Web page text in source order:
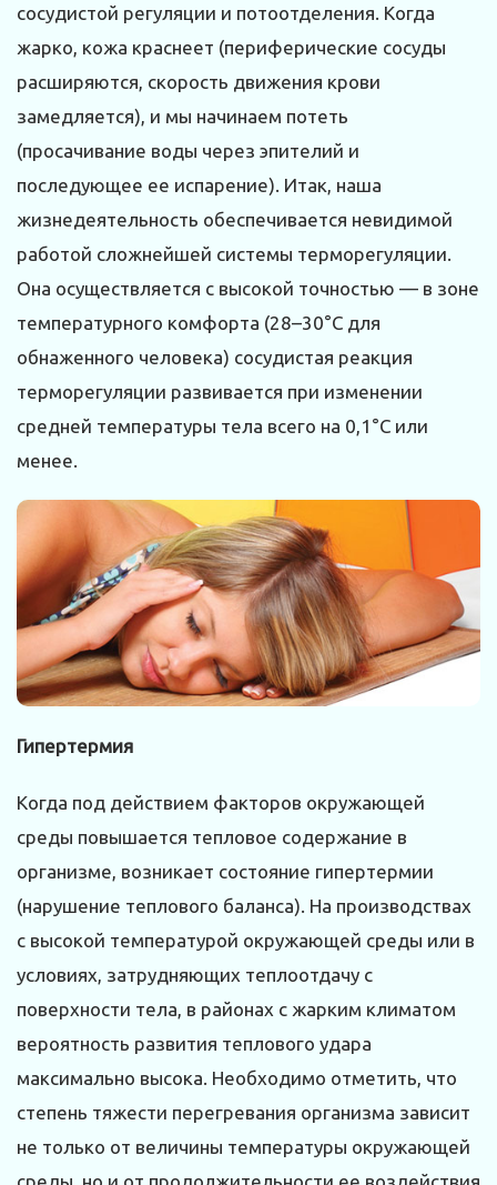
сосудистой регуляции и потоотделения. Когда
жарко, кожа краснеет (периферические сосуды
расширяются, скорость движения крови
замедляется), и мы начинаем потеть
(просачивание воды через эпителий и
последующее ее испарение). Итак, наша
жизнедеятельность обеспечивается невидимой
работой сложнейшей системы терморегуляции.
Она осуществляется с высокой точностью — в зоне
температурного комфорта (28–30°С для
обнаженного человека) сосудистая реакция
терморегуляции развивается при изменении
средней температуры тела всего на 0,1°С или
менее.
Гипертермия
Когда под действием факторов окружающей
среды повышается тепловое содержание в
организме, возникает состояние гипертермии
(нарушение теплового баланса). На производствах
с высокой температурой окружающей среды или в
условиях, затрудняющих теплоотдачу с
поверхности тела, в районах с жарким климатом
вероятность развития теплового удара
максимально высока. Необходимо отметить, что
степень тяжести перегревания организма зависит
не только от величины температуры окружающей